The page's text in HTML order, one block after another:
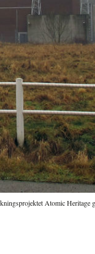
Atomic